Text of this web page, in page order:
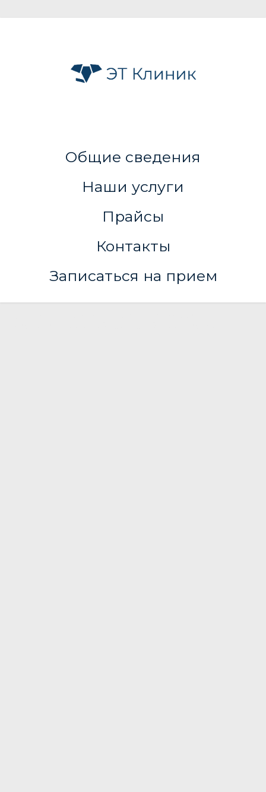
Общие сведения
Наши услуги
Прайсы
Контакты
Записаться на прием